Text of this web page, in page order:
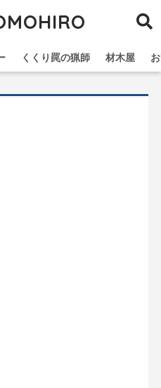
くくり罠の猟師 材木屋